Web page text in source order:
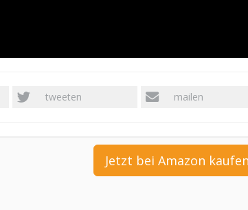
tweeten mailen
Jetzt bei Amazon kaufen